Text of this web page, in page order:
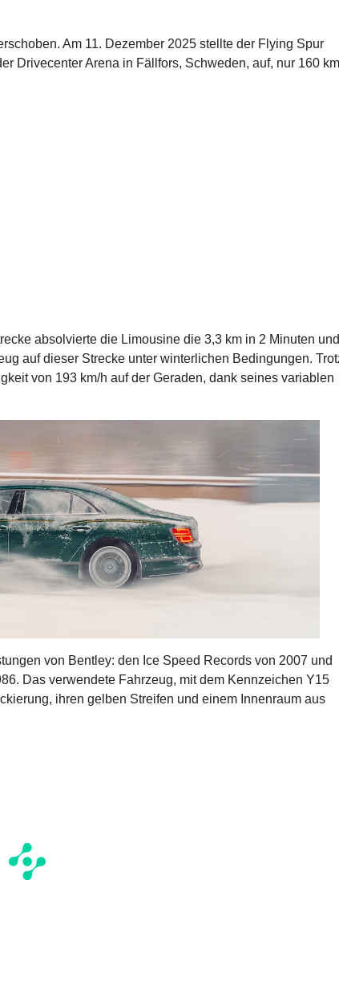
Am 11. Dezember 2025 stellte der Flying Spur
Drivecenter Arena in Fällfors, Schweden, auf, nur 160 km
absolvierte die Limousine die 3,3 km in 2 Minuten und
auf dieser Strecke unter winterlichen Bedingungen.
von 193 km/h auf der Geraden, dank seines variablen
von Bentley: den Ice Speed Records von 2007 und
Das verwendete Fahrzeug, mit dem Kennzeichen Y15
ihren gelben Streifen und einem Innenraum aus